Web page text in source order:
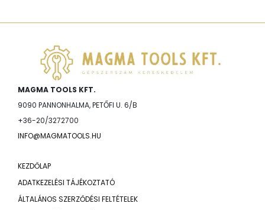
MAGMA TOOLS KFT.
9090 PANNONHALMA, PETŐFI U. 6/B
+36-20/3272700
INFO@MAGMATOOLS.HU
KEZDŐLAP
ADATKEZELÉSI TÁJÉKOZTATÓ
ÁLTALÁNOS SZERZŐDÉSI FELTÉTELEK